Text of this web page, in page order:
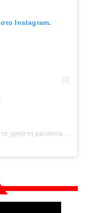
Instagram.
Η δημοσίευση κοινοποιήθηκε από το χρήστη panionianea.gr (@panionianea.gr)